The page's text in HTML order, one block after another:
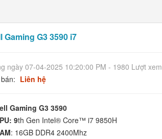
Gaming G3 3590 i7
ngày 07-04-2025 10:20:00 PM - 1980 Lượt xem
Liên hệ
Gaming G3 3590
9th Gen Intel® Core™ i7 9850H
: 16GB DDR4 2400Mhz